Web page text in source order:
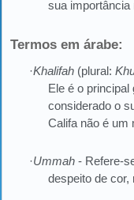
sua importância
Termos em árabe:
·Khalifah (plural:
Ele é o
considerado o
Califa não é um
·Ummah - Refere-
despeito de cor,